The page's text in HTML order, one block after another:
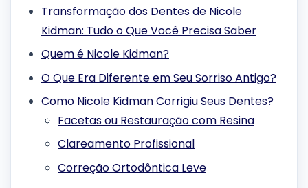
Transformação dos Dentes de Nicole
Kidman: Tudo o Que Você Precisa Saber
Quem é Nicole Kidman?
O Que Era Diferente em Seu Sorriso Antigo?
Como Nicole Kidman Corrigiu Seus Dentes?
Facetas ou Restauração com Resina
Clareamento Profissional
Correção Ortodôntica Leve